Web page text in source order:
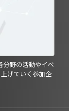
分野の活動やイベ
げていく参加企